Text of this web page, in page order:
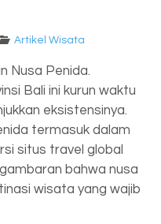
Artikel Wisata
Nusa Penida.
Bali ini kurun waktu
eksistensinya.
termasuk dalam
situs travel global
bahwa nusa
wisata yang wajib